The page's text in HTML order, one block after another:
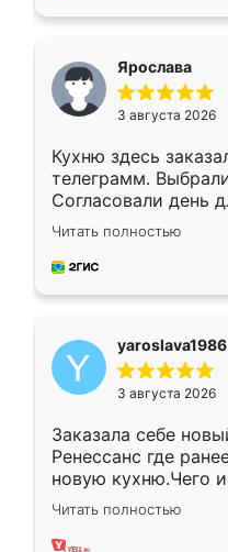
Ярослава
3 августа 2026
Кухню здесь
телеграмм.
Согласовали день
недели кухня была
довольны работой.
мебель за
Читать полностью
yaroslava1986
3 августа 2026
Заказала себе
Ренессанс где
новую кухню.Чего
вполне довольна.
два года, нареканий
Читать полностью